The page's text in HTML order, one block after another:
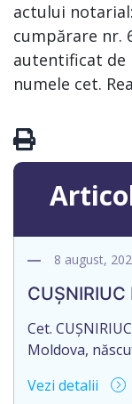
actului
cumpărare nr.
autentificat de
numele cet.
8 august,
CUȘNIRIUC
Cet.
Moldova,
raionul Fălești,
Vezi detalii